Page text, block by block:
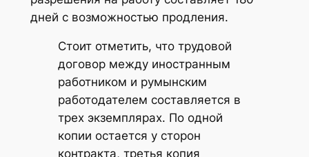
дней с возможностью продления.
Стоит отметить, что трудовой
договор между иностранным
работником и румынским
работодателем составляется в
трех экземплярах. По одной
копии остается у сторон
контракта, третья копия